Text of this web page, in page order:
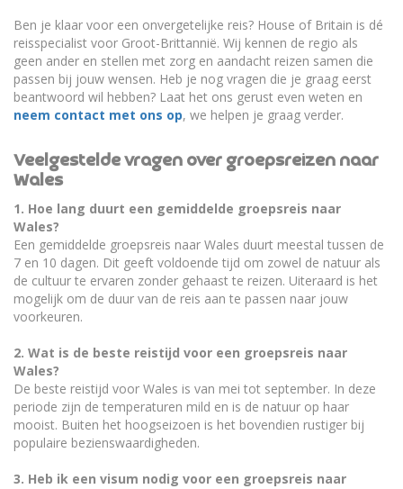
Ben je klaar voor een onvergetelijke reis? House of Britain is dé
reisspecialist voor Groot-Brittannië. Wij kennen de regio als
geen ander en stellen met zorg en aandacht reizen samen die
passen bij jouw wensen. Heb je nog vragen die je graag eerst
beantwoord wil hebben? Laat het ons gerust even weten en
neem contact met ons op, we helpen je graag verder.
Veelgestelde vragen over groepsreizen naar
Wales
1. Hoe lang duurt een gemiddelde groepsreis naar
Wales?
Een gemiddelde groepsreis naar Wales duurt meestal tussen de
7 en 10 dagen. Dit geeft voldoende tijd om zowel de natuur als
de cultuur te ervaren zonder gehaast te reizen. Uiteraard is het
mogelijk om de duur van de reis aan te passen naar jouw
voorkeuren.
2. Wat is de beste reistijd voor een groepsreis naar
Wales?
De beste reistijd voor Wales is van mei tot september. In deze
periode zijn de temperaturen mild en is de natuur op haar
mooist. Buiten het hoogseizoen is het bovendien rustiger bij
populaire bezienswaardigheden.
3. Heb ik een visum nodig voor een groepsreis naar